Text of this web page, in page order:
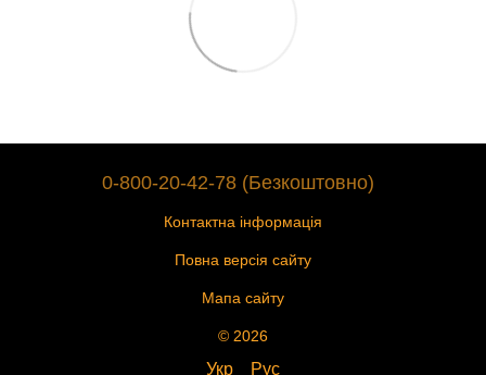
0-800-20-42-78 (Безкоштовно)
Контактна інформація
Повна версія сайту
Мапа сайту
© 2026
Укр Рус